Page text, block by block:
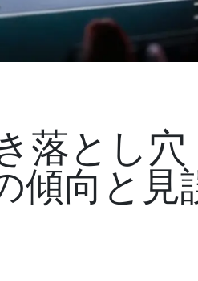
落とし穴
傾向と見